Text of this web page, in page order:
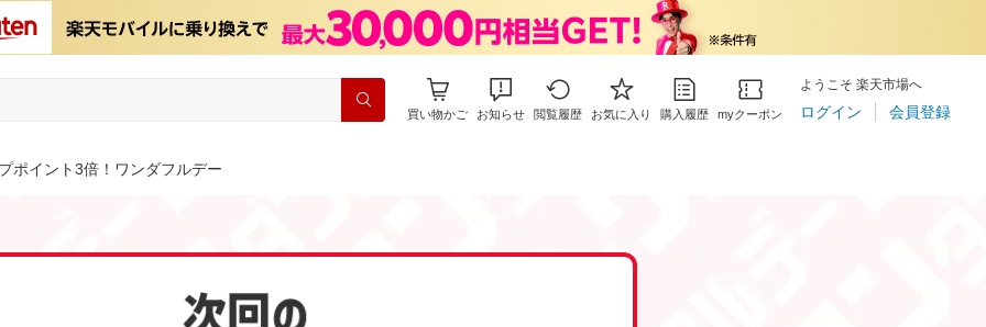
買い物かご お知らせ 閲覧履歴 お気に入り 購入履歴 myクーポン
ようこそ 楽天市場へ
ログイン 会員登録
ポイント3倍！ワンダフルデー